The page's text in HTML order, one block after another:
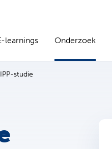
learnings Onderzoek
studie